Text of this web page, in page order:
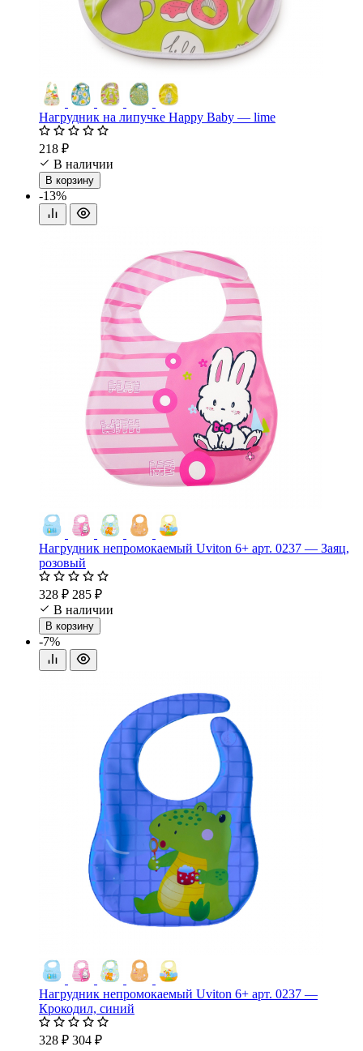
Нагрудник на липучке Happy Baby — lime
218 ₽
В наличии
В корзину
-13%
Нагрудник непромокаемый Uviton 6+ арт. 0237 — Заяц,
розовый
328 ₽ 285 ₽
В наличии
В корзину
-7%
Нагрудник непромокаемый Uviton 6+ арт. 0237 —
Крокодил, синий
328 ₽ 304 ₽